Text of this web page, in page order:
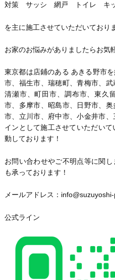
対策 サッシ 網戸 トイレ キ
を主に施工させていただいており
お家のお悩みがありましたらお気
東京都は店鋪のある あきる野市
市、福生市、瑞穂町、青梅市、武
清瀬市、町田市、調布市、東久
市、多摩市、昭島市、日野市、
市、立川市、府中市、小金井市
インとして施工させていただい
動しております！
お問い合わせやご不明点等に関
も承っております！
メールアドレス：
公式ライン